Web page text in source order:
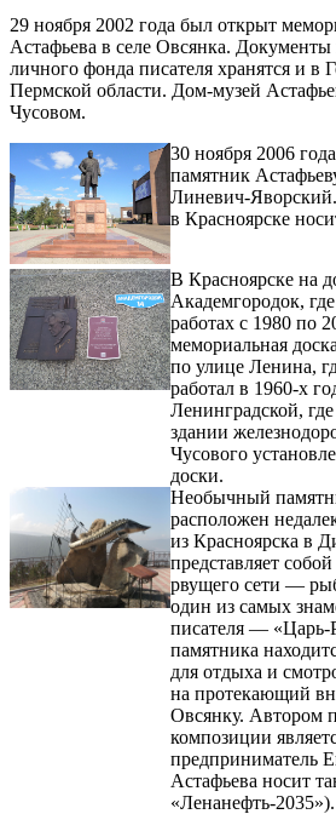
29 ноября 2002 года был открыт
Астафьева в селе Овсянка.
личного фонда писателя хранятся и в
Пермской области. Дом-музей
Чусовом.
30 ноября 2006
памятник
Линевич-
в Красноярске
В Красноярске на
Академгородок,
работах с 1980 по
мемориальная
по улице Ленина,
работал в 1960-х
Ленинградской,
здании
Чусового
доски.
Необычный
расположен
из Красноярска в
представляет
рвущего сети —
один из самых
писателя — «Царь-
памятника
для отдыха и
на протекающий
Овсянку. Автором
композиции
предприниматель
Астафьева носит
«Ленанефть-2035»).